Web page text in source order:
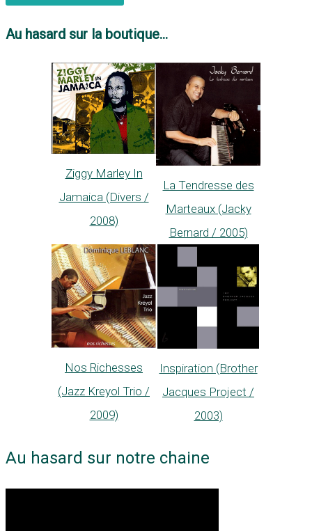
Au hasard sur la boutique...
Ziggy Marley In
Jamaica (Divers /
2008)
La Tendresse des
Marteaux (Jacky
Bernard / 2005)
Nos Richesses
(Jazz Kreyol Trio /
2009)
Inspiration (Brother
Jacques Project /
2003)
Au hasard sur notre chaine